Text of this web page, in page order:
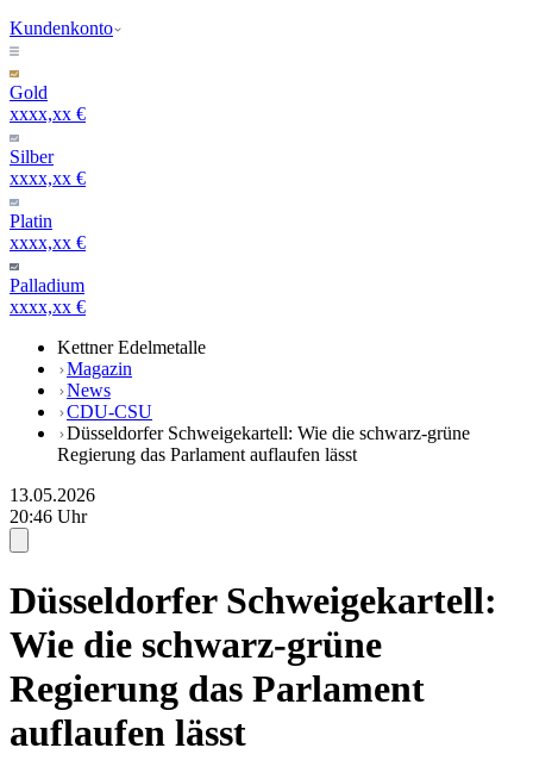
Kundenkonto
Gold
xxxx,xx €
Silber
xxxx,xx €
Platin
xxxx,xx €
Palladium
xxxx,xx €
Kettner Edelmetalle
Magazin
News
CDU-CSU
Düsseldorfer Schweigekartell: Wie die schwarz-grüne
Regierung das Parlament auflaufen lässt
13.05.2026
20:46 Uhr
Düsseldorfer Schweigekartell:
Wie die schwarz-grüne
Regierung das Parlament
auflaufen lässt